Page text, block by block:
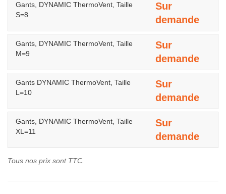
Gants, DYNAMIC ThermoVent, Taille
S=8
Sur
demande
Gants, DYNAMIC ThermoVent, Taille
M=9
Sur
demande
Gants DYNAMIC ThermoVent, Taille
L=10
Sur
demande
Gants, DYNAMIC ThermoVent, Taille
XL=11
Sur
demande
Tous nos prix sont TTC.